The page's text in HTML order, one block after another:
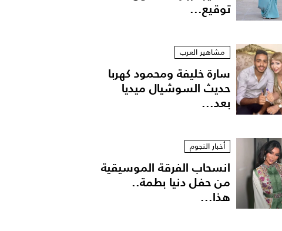
توقيع...
مشاهير العرب
سارة خليفة ومحمود كهربا
حديث السوشيال ميديا
بعد...
أخبار النجوم
انسحاب الفرقة الموسيقية
من حفل دنيا بطمة..
هذا...